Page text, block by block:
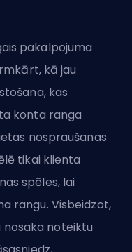
pakalpojuma
kā jau
kas
konta ranga
nospraušanas
tikai klienta
spēles, lai
rangu. Visbeidzot,
nosaka noteiktu